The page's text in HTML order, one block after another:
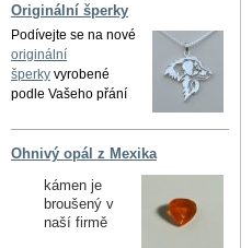
Originální šperky
Podívejte se na nové
originální
šperky vyrobené
podle Vašeho přání
Ohnivý opál z Mexika
kámen je
broušený v
naší firmě